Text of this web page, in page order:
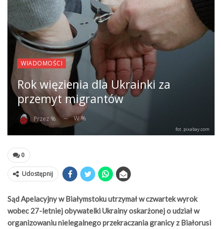
WIADOMOŚCI
Rok więzienia dla Ukrainki za
przemyt migrantów
Przez % W %
fot. pixabay.com
0
Udostępnij
Sąd Apelacyjny w Białymstoku utrzymał w czwartek wyrok
wobec 27-letniej obywatelki Ukrainy oskarżonej o udział w
organizowaniu nielegalnego przekraczania granicy z Białorusi